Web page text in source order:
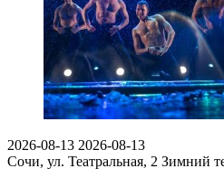
2026-08-13 2026-08-13
Сочи, ул. Театральная, 2 Зимний